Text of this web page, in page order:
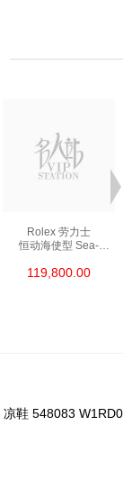
Rolex 劳力士
恒动海使型 Sea-
精钢 单红
119,800.00
凉鞋 548083 W1RD0